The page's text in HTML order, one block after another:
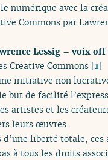
numérique avec la
Commons par
Lessig – voix off
Creative Commons [1]
initiative non
but de facilité
artistes et les
leurs œuvres.
d’une liberté totale, ces
à tous les droits